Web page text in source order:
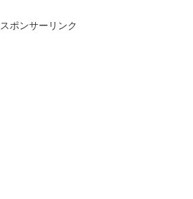
スポンサーリンク